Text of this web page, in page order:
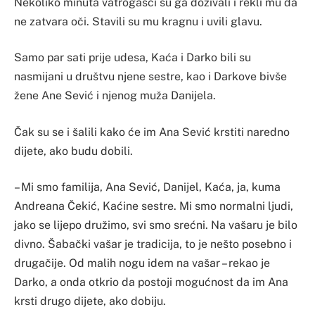
ne zatvara oči. Stavili su mu kragnu i uvili glavu.
Samo par sati prije udesa, Kaća i Darko bili su
nasmijani u društvu njene sestre, kao i Darkove bivše
žene Ane Sević i njenog muža Danijela.
Čak su se i šalili kako će im Ana Sević krstiti naredno
dijete, ako budu dobili.
– Mi smo familija, Ana Sević, Danijel, Kaća, ja, kuma
Andreana Čekić, Kaćine sestre. Mi smo normalni ljudi,
jako se lijepo družimo, svi smo srećni. Na vašaru je bilo
divno. Šabački vašar je tradicija, to je nešto posebno i
drugačije. Od malih nogu idem na vašar – rekao je
Darko, a onda otkrio da postoji mogućnost da im Ana
krsti drugo dijete, ako dobiju.